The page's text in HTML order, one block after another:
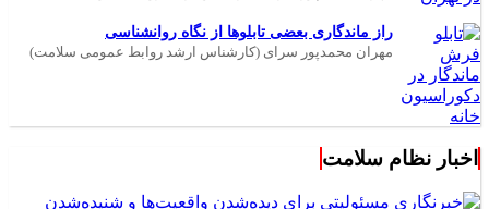
راز ماندگاری بعضی تابلوها از نگاه روانشناسی
مهران محمدپور سرای (کارشناس ارشد روابط عمومی سلامت)
اخبار نظام سلامت